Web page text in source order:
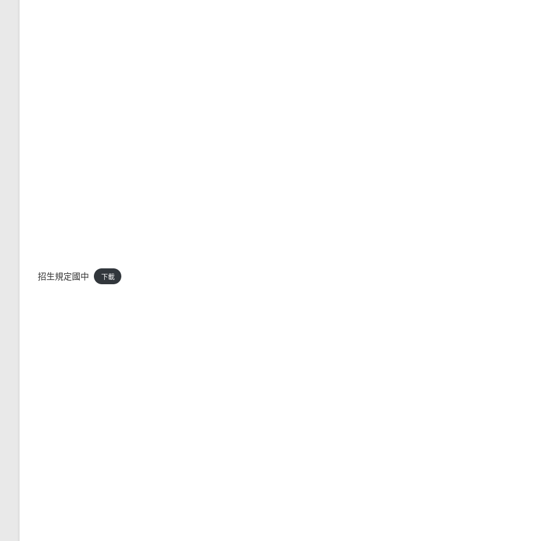
招生規定國中 下載